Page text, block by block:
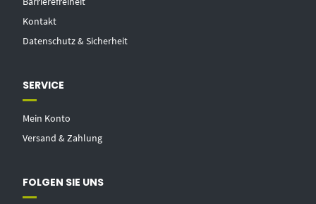
Kontakt
Datenschutz & Sicherheit
SERVICE
Mein Konto
Versand & Zahlung
FOLGEN SIE UNS